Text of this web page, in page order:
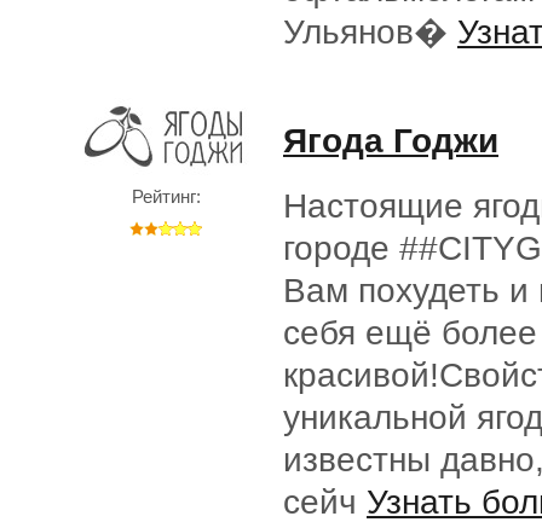
Ульянов�
Рейтинг:
Ягода Годжи
Настоящие
городе
Вам похудеть и
себя ещё
уникальной
известны
сейч Узнать